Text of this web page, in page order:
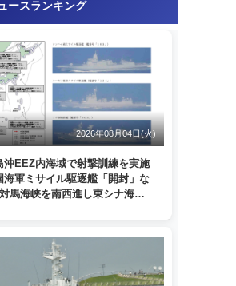
ースランキング
2026年08月04日(火)
沖EEZ内海域で射撃訓練を実施
海軍ミサイル駆逐艦「開封」な
馬海峡を南西進し東シナ海